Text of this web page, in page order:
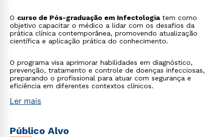
O curso de Pós-graduação em Infectologiatem como
objetivo capacitar o médico a lidar com os desafios da
prática clínica contemporânea, promovendo atualização
científica e aplicação prática do conhecimento.
O programa visa aprimorar habilidades em diagnóstico,
prevenção, tratamento e controle de doenças infecciosas,
preparando o profissional para atuar com segurança e
eficiência em diferentes contextos clínicos.
Ler mais
Público Alvo